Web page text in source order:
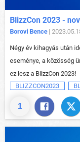
1
BlizzCon 2023 -
Borovi Bence |
Négy év kihagyás után
eseménye, a közösség
ez lesz a BlizzCon 2023!
BLIZZCON2023